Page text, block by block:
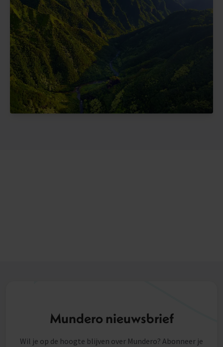
Mundero nieuwsbrief
Wil je op de hoogte blijven over Mundero? Abonneer je